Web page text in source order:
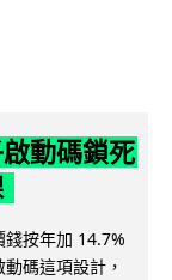
動碼鎖死
按年加 14.7%
碼這項設計，